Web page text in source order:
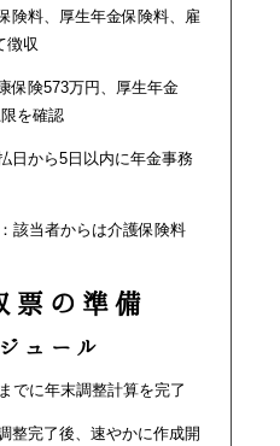
険料、厚生年金保険料、雇
徴収
保険573万円、厚生年金
を確認
日から5日以内に年金事務
該当者からは介護保険料
の準備
ュール
でに年末調整計算を完了
整完了後、速やかに作成開